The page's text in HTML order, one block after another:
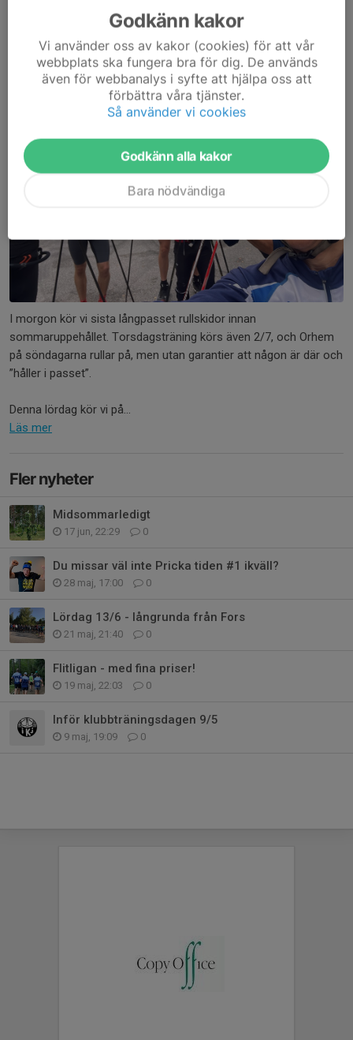
26 jun, 09:42 0 kommentarer
I morgon kör vi sista långpasset rullskidor innan
sommaruppehållet. Torsdagsträning körs även 2/7, och Orhem
på söndagarna rullar på, men utan garantier att någon är där och
”håller i passet”.
Denna lördag kör vi på...
Läs mer
Fler nyheter
Midsommarledigt
17 jun, 22:29 0
Du missar väl inte Pricka tiden #1 ikväll?
28 maj, 17:00 0
Lördag 13/6 - långrunda från Fors
21 maj, 21:40 0
Flitligan - med fina priser!
19 maj, 22:03 0
Inför klubbträningsdagen 9/5
9 maj, 19:09 0
Godkänn kakor
Vi använder oss av kakor (cookies) för att vår
webbplats ska fungera bra för dig. De används
även för webbanalys i syfte att hjälpa oss att
förbättra våra tjänster.
Så använder vi cookies
Godkänn alla kakor
Bara nödvändiga